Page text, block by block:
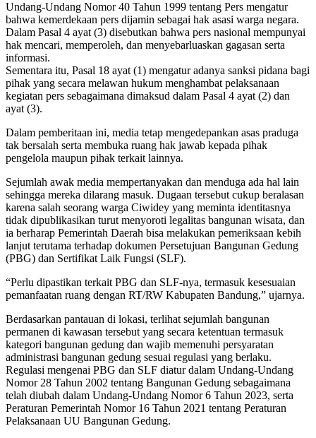
Undang-Undang Nomor 40 Tahun 1999 tentang Pers mengatur
bahwa kemerdekaan pers dijamin sebagai hak asasi warga negara.
Dalam Pasal 4 ayat (3) disebutkan bahwa pers nasional mempunyai
hak mencari, memperoleh, dan menyebarluaskan gagasan serta
informasi.
Sementara itu, Pasal 18 ayat (1) mengatur adanya sanksi pidana bagi
pihak yang secara melawan hukum menghambat pelaksanaan
kegiatan pers sebagaimana dimaksud dalam Pasal 4 ayat (2) dan
ayat (3).
Dalam pemberitaan ini, media tetap mengedepankan asas praduga
tak bersalah serta membuka ruang hak jawab kepada pihak
pengelola maupun pihak terkait lainnya.
Sejumlah awak media mempertanyakan dan menduga ada hal lain
sehingga mereka dilarang masuk. Dugaan tersebut cukup beralasan
karena salah seorang warga Ciwidey yang meminta identitasnya
tidak dipublikasikan turut menyoroti legalitas bangunan wisata, dan
ia berharap Pemerintah Daerah bisa melakukan pemeriksaan kebih
lanjut terutama terhadap dokumen Persetujuan Bangunan Gedung
(PBG) dan Sertifikat Laik Fungsi (SLF).
“Perlu dipastikan terkait PBG dan SLF-nya, termasuk kesesuaian
pemanfaatan ruang dengan RT/RW Kabupaten Bandung,” ujarnya.
Berdasarkan pantauan di lokasi, terlihat sejumlah bangunan
permanen di kawasan tersebut yang secara ketentuan termasuk
kategori bangunan gedung dan wajib memenuhi persyaratan
administrasi bangunan gedung sesuai regulasi yang berlaku.
Regulasi mengenai PBG dan SLF diatur dalam Undang-Undang
Nomor 28 Tahun 2002 tentang Bangunan Gedung sebagaimana
telah diubah dalam Undang-Undang Nomor 6 Tahun 2023, serta
Peraturan Pemerintah Nomor 16 Tahun 2021 tentang Peraturan
Pelaksanaan UU Bangunan Gedung.